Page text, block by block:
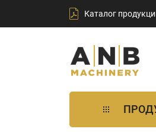
Каталог